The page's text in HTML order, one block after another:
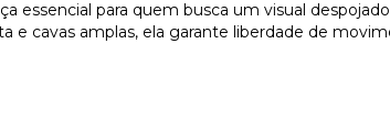
essencial para quem busca um visual
e cavas amplas, ela garante liberdade de